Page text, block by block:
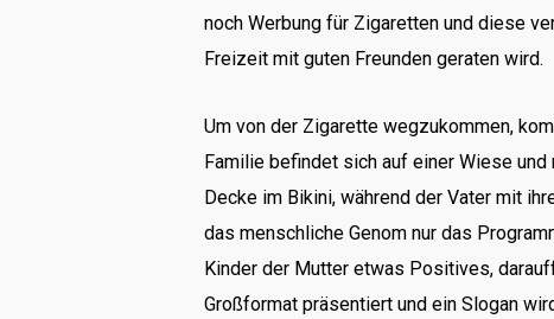
noch Werbung für Zigaretten und diese
Freizeit mit guten Freunden geraten wird.
Um von der Zigarette wegzukommen,
Familie befindet sich auf einer Wiese
Decke im Bikini, während der Vater mit
das menschliche Genom nur das
Kinder der Mutter etwas Positives,
Großformat präsentiert und ein Slogan